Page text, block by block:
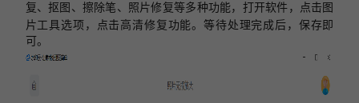
复、抠图、擦除笔、照片修复等多种功能 ，打开软件，点击图
片工具选项，点击高清修复功能。等待处理完成后，保存即
可。